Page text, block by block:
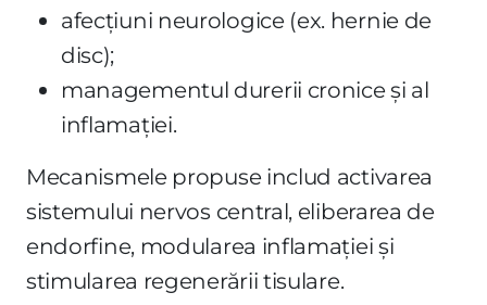
afecțiuni neurologice (ex. hernie de
disc);
managementul durerii cronice și al
inflamației.
Mecanismele propuse includ activarea
sistemului nervos central, eliberarea de
endorfine, modularea inflamației și
stimularea regenerării tisulare.